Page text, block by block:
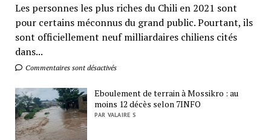
Les personnes les plus riches du Chili en 2021 sont
pour certains méconnus du grand public. Pourtant, ils
sont officiellement neuf milliardaires chiliens cités
dans...
Commentaires sont désactivés
Eboulement de terrain à Mossikro : au
moins 12 décès selon 7INFO
PAR VALAIRE S